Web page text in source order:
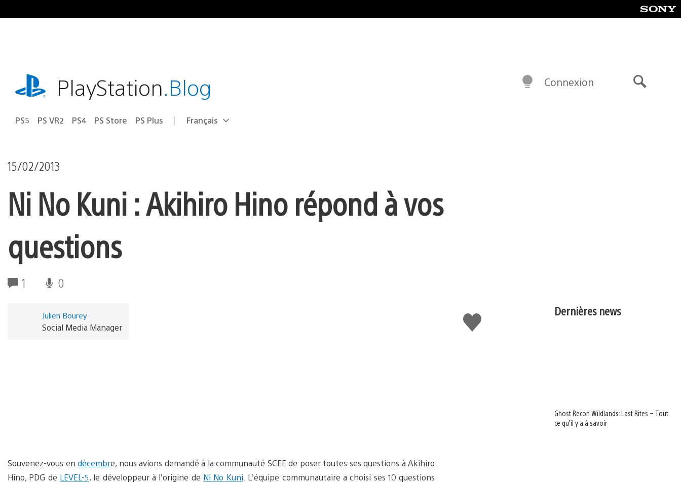
au
playstation.comPlayStation.Blog
PS5 PS VR2 PS4 PS Store PS Plus Choisir
Région
Français
Connexion
15/02/2013
Ni No Kuni : Akihiro Hino répond à vos
questions
1 0
J'aime
Julien Bourey
Social Media Manager
Souvenez-vous endécembre, nous avions demandé à la communauté SCEE de poser toutes ses questions à Akihiro
Hino, PDG de LEVEL-5, le développeur à l’origine de Ni No Kuni. L’équipe communautaire a choisi ses 10 questions
Dernières news
Ghost Recon Wildlands: Last Rites – Tout
ce qu’il y a à savoir